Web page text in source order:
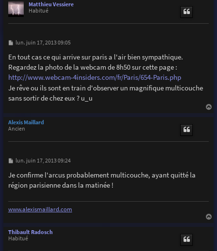
Matthieu Vessiere
Habitué
M
s
s
a
g
e
lun. juin 17, 2013 09:05
En tout cas ce qui arrive sur paris a l'air bien sympathique.
Regardez la photo de la webcam de 8h50 sur cette page :
http://www.webcam-4insiders.com/fr/Paris/654-Paris.php
Je rêve ou ils sont en train d'observer un magnifique multicouche
sans sortir de chez eux ? u_u
Alexis Maillard
Ancien
M
s
s
a
lun. juin 17, 2013 09:24
Je confirme l'arcus probablement multicouche, ayant quitté la
région parisienne dans la matinée !
www.alexismaillard.com
Thibault Radosch
Habitué